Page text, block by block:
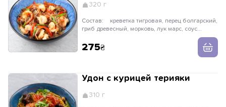
320 г
Состав:
гриб древесный, морковь, лук марс, соус
терияки, соус свит чили, лапша фунчоза, лук
зеленый, кунжут
275
Удон с курицей терияки
310 г